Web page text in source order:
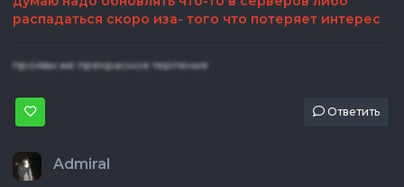
распадаться скоро иза- того что потеряет интерес
прояви же прекрасное терпение
Ответить
Admiral